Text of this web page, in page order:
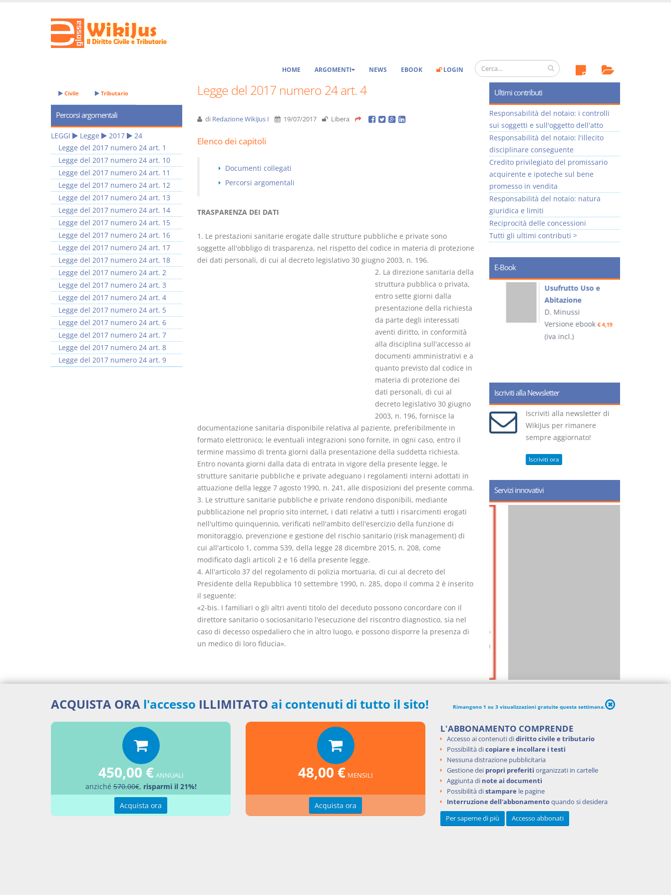
HOME ARGOMENTI NEWS EBOOK LOGIN
Legge del 2017 numero 24 art. 4
di Redazione WikiJus I 19/07/2017 Libera
Elenco dei capitoli
Documenti collegati
Percorsi argomentali
TRASPARENZA DEI DATI
1. Le prestazioni sanitarie erogate dalle strutture pubbliche e private sono
soggette all'obbligo di trasparenza, nel rispetto del codice in materia di protezione
dei dati personali, di cui al decreto legislativo 30 giugno 2003, n. 196.
2. La direzione sanitaria della
struttura pubblica o privata,
entro sette giorni dalla
presentazione della richiesta
da parte degli interessati
aventi diritto, in conformità
alla disciplina sull'accesso ai
documenti amministrativi e a
quanto previsto dal codice in
materia di protezione dei
dati personali, di cui al
decreto legislativo 30 giugno
2003, n. 196, fornisce la
documentazione sanitaria disponibile relativa al paziente, preferibilmente in
formato elettronico; le eventuali integrazioni sono fornite, in ogni caso, entro il
termine massimo di trenta giorni dalla presentazione della suddetta richiesta.
Entro novanta giorni dalla data di entrata in vigore della presente legge, le
strutture sanitarie pubbliche e private adeguano i regolamenti interni adottati in
attuazione della legge 7 agosto 1990, n. 241, alle disposizioni del presente comma.
3. Le strutture sanitarie pubbliche e private rendono disponibili, mediante
pubblicazione nel proprio sito internet, i dati relativi a tutti i risarcimenti erogati
nell'ultimo quinquennio, verificati nell'ambito dell'esercizio della funzione di
monitoraggio, prevenzione e gestione del rischio sanitario (risk management) di
cui all'articolo 1, comma 539, della legge 28 dicembre 2015, n. 208, come
modificato dagli articoli 2 e 16 della presente legge.
4. All'articolo 37 del regolamento di polizia mortuaria, di cui al decreto del
Presidente della Repubblica 10 settembre 1990, n. 285, dopo il comma 2 è inserito
il seguente:
«2-bis. I familiari o gli altri aventi titolo del deceduto possono concordare con il
direttore sanitario o sociosanitario l'esecuzione del riscontro diagnostico, sia nel
caso di decesso ospedaliero che in altro luogo, e possono disporre la presenza di
un medico di loro fiducia».
Documenti collegati
Aggiungi un commento
Civile Tributario
Percorsi argomentali
LEGGI Legge 2017
24
Legge del 2017 numero 24 art. 1
Legge del 2017 numero 24 art. 10
Legge del 2017 numero 24 art. 11
Legge del 2017 numero 24 art. 12
Legge del 2017 numero 24 art. 13
Legge del 2017 numero 24 art. 14
Legge del 2017 numero 24 art. 15
Legge del 2017 numero 24 art. 16
Legge del 2017 numero 24 art. 17
Legge del 2017 numero 24 art. 18
Legge del 2017 numero 24 art. 2
Legge del 2017 numero 24 art. 3
Legge del 2017 numero 24 art. 4
Legge del 2017 numero 24 art. 5
Legge del 2017 numero 24 art. 6
Legge del 2017 numero 24 art. 7
Legge del 2017 numero 24 art. 8
Legge del 2017 numero 24 art. 9
Ultimi contributi
Responsabilità del notaio: i controlli
sui soggetti e sull'oggetto dell'atto
Responsabilità del notaio: l'illecito
disciplinare conseguente
Credito privilegiato del promissario
acquirente e ipoteche sul bene
promesso in vendita
Responsabilità del notaio: natura
giuridica e limiti
Reciprocità delle concessioni
Tutti gli ultimi contributi >
E-Book
I Vincoli Preliminari
D. Minussi
Versione ebook€ 4,19
(iva incl.)
Usufrutto Uso e
Abitazione
D. Minussi
Versione ebook€ 4,19
(iva incl.)
Iscriviti alla Newsletter
Iscriviti alla newsletter di
WikiJus per rimanere
sempre aggiornato!
Iscriviti ora
Servizi innovativi
ACQUISTA ORA l'accesso ILLIMITATO ai contenuti di tutto il sito! Rimangono 1 su 3 visualizzazioni gratuite questa settimana.
450,00 € ANNUALI
anziché570.00€, risparmi il 21%!
Acquista ora
48,00 € MENSILI
Acquista ora
L'ABBONAMENTO COMPRENDE
Accesso ai contenuti didiritto civile e tributario
Possibilità dicopiare e incollare i testi
Nessuna distrazione pubblicitaria
Gestione dei propri preferiti organizzati in cartelle
Aggiunta di note ai documenti
Possibilità distampare le pagine
Interruzione dell'abbonamentoquando si desidera
Per saperne di più
Accesso abbonati